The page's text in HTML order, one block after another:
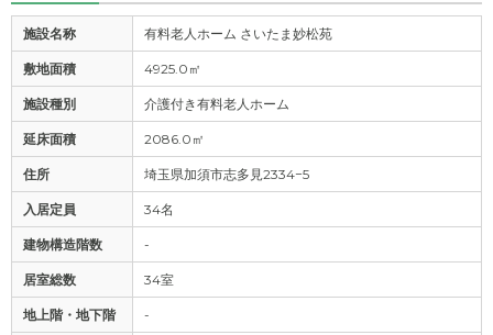
施設名称 有料老人ホーム さいたま妙松苑
敷地面積 4925.0㎡
施設種別 介護付き有料老人ホーム
延床面積 2086.0㎡
住所 埼玉県加須市志多見2334−5
入居定員 34名
建物構造階数 -
居室総数 34室
地上階・地下階 -